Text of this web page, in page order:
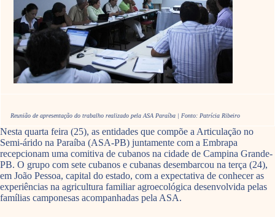
Reunião de apresentação do trabalho realizado pela ASA Paraíba | Fonto: Patrícia Ribeiro
Nesta quarta feira (25), as entidades que compõe a Articulação no
Semi-árido na Paraíba (ASA-PB) juntamente com a Embrapa
recepcionam uma comitiva de cubanos na cidade de Campina Grande-
PB. O grupo com sete cubanos e cubanas desembarcou na terça (24),
em João Pessoa, capital do estado, com a expectativa de conhecer as
experiências na agricultura familiar agroecológica desenvolvida pelas
famílias camponesas acompanhadas pela ASA.